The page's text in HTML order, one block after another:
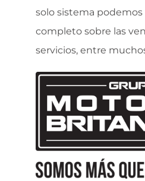
solo sistema
completo sobre las
servicios, entre